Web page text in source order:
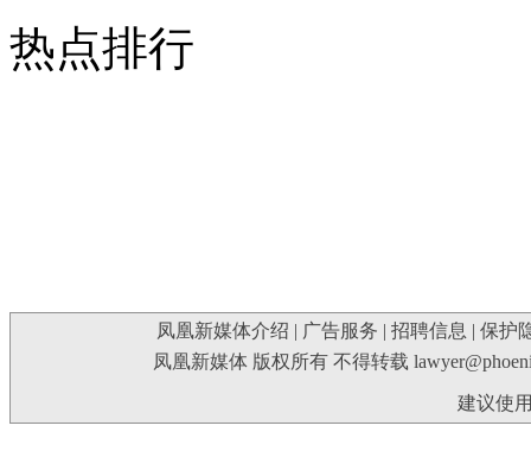
热点排行
凤凰新媒体介绍 | 广告服务 | 招聘信息 | 保护
凤凰新媒体 版权所有 不得转载
建议使